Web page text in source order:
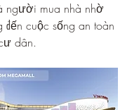
người mua nhà nhờ
đến cuộc sống an toàn
dân.